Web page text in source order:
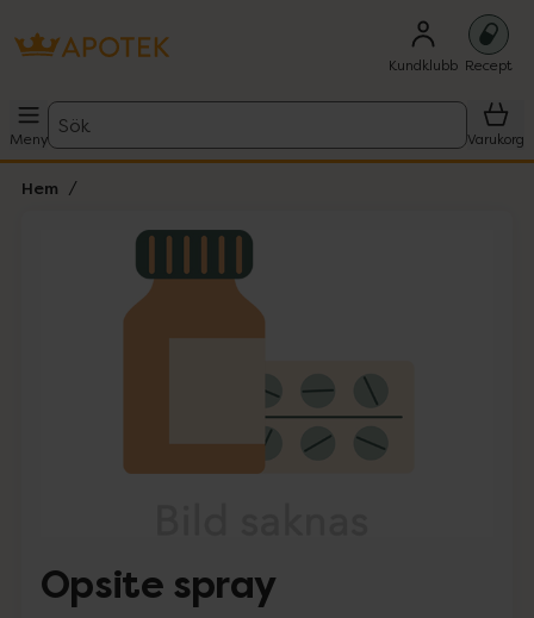
Kundklubb Recept
Meny
Sök
Varukorg
Hem
Lista: . Innehåller 1 objekt.
Opsite spray